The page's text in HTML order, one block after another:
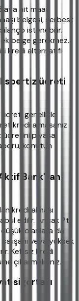
aya ait maaş
belgesi, serbest
istenebilir.
ek belge gerekmez.
kredi alternatifi
ücreti
genellikle
kredi almasanız
ücretini piyasa
konutun
Bank'tan
kredi alması
edilir. Ancak Ptt
olanlara da
veya yüksek
Kefilsiz kredi
çıkarmalısınız.
sigortası